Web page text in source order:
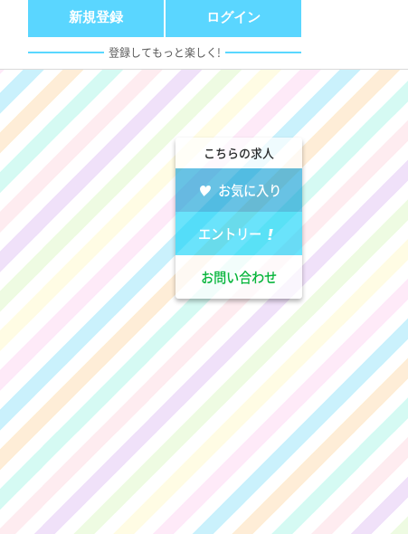
新規登録 ログイン
登録してもっと楽しく!
こちらの求人
お気に入り
エントリー
お問い合わせ